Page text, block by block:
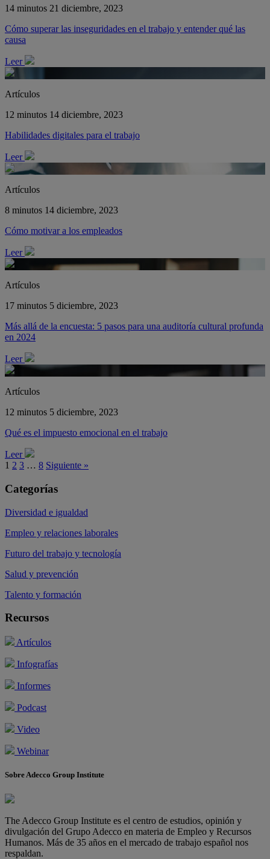
14 minutos 21 diciembre, 2023
Cómo superar las inseguridades en el trabajo y entender qué las
causa
Leer
Artículos
12 minutos 14 diciembre, 2023
Habilidades digitales para el trabajo
Leer
Artículos
8 minutos 14 diciembre, 2023
Cómo motivar a los empleados
Leer
Artículos
17 minutos 5 diciembre, 2023
Más allá de la encuesta: 5 pasos para una auditoría cultural profunda
en 2024
Leer
Artículos
12 minutos 5 diciembre, 2023
Qué es el impuesto emocional en el trabajo
Leer
1 2 3 … 8 Siguiente »
Categorías
Diversidad e igualdad
Empleo y relaciones laborales
Futuro del trabajo y tecnología
Salud y prevención
Talento y formación
Recursos
Artículos
Infografías
Informes
Podcast
Video
Webinar
Sobre Adecco Group Institute
The Adecco Group Institute es el centro de estudios, opinión y
divulgación del Grupo Adecco en materia de Empleo y Recursos
Humanos. Más de 35 años en el mercado de trabajo español nos
respaldan.